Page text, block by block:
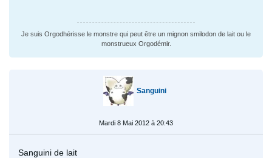
Je suis Orgodhérisse le monstre qui peut être un mignon smilodon de lait ou le
monstrueux Orgodémir.
Sanguini
Mardi 8 Mai 2012 à 20:43
Sanguini de lait